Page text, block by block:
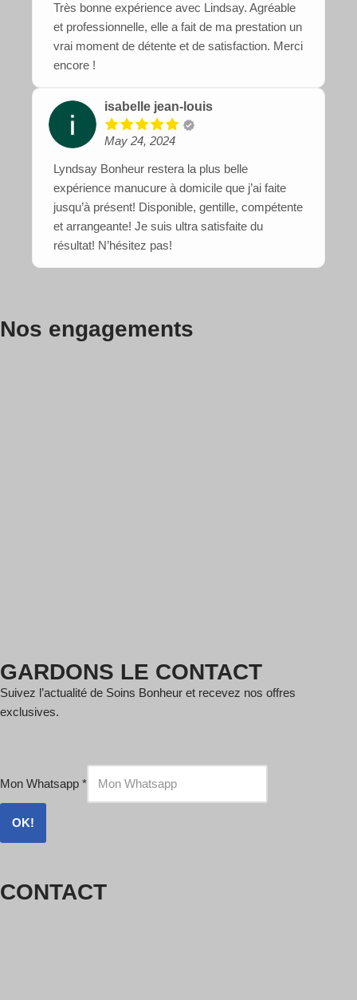
Très bonne expérience avec Lindsay. Agréable
et professionnelle, elle a fait de ma prestation un
vrai moment de détente et de satisfaction. Merci
encore !
isabelle jean-louis
May 24, 2024
Lyndsay Bonheur restera la plus belle
expérience manucure à domicile que j’ai faite
jusqu’à présent! Disponible, gentille, compétente
et arrangeante! Je suis ultra satisfaite du
résultat! N’hésitez pas!
Nos engagements
GARDONS LE CONTACT
Suivez l’actualité de Soins Bonheur et recevez nos offres
exclusives.
Mon Whatsapp *
OK!
CONTACT